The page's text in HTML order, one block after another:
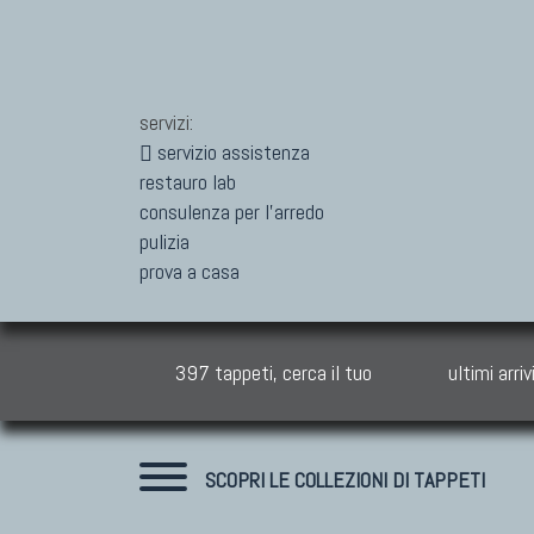
servizi:
servizio assistenza
restauro lab
consulenza per l'arredo
pulizia
prova a casa
397 tappeti, cerca il tuo ultimi arrivi
SCOPRI LE COLLEZIONI DI TAPPETI